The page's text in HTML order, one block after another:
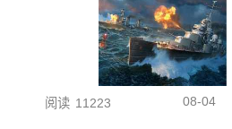
阅读 11223 08-04